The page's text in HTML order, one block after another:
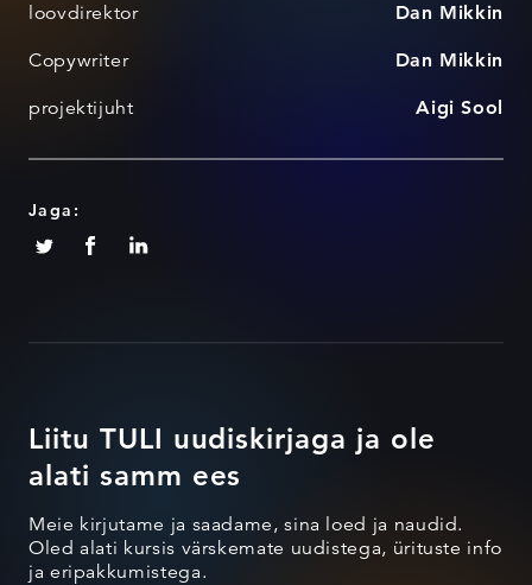
loovdirektor Dan Mikkin
Copywriter Dan Mikkin
projektijuht Aigi Sool
Jaga:
Liitu TULI uudiskirjaga ja ole
alati samm ees
Meie kirjutame ja saadame, sina loed ja naudid.
Oled alati kursis värskemate uudistega, ürituste info
ja eripakkumistega.